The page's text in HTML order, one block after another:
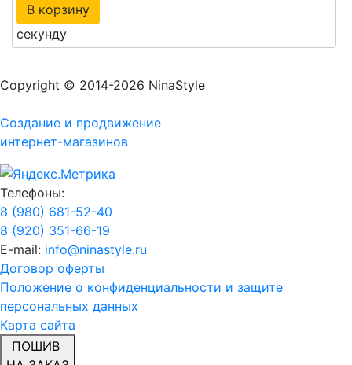
В корзину
секунду
Copyright © 2014-2026 NinaStyle
Создание и продвижение
интернет-магазинов
Телефоны:
8 (980) 681-52-40
8 (920) 351-66-19
E-mail: info@ninastyle.ru
Договор оферты
Положение о конфиденциальности и защите
персональных данных
Карта сайта
ПОШИВ